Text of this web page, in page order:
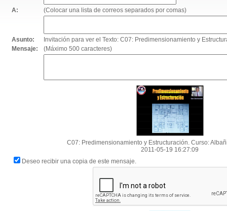
A: (Colocar una lista de correos separados por comas)
Asunto:
Invitación para ver el Texto: C07: Predimensionamiento y
Mensaje:
(Máximo 500 caracteres)
C07: Predimensionamiento y Estructuración. Curso:
2011-05-19 16:27:09
Deseo recibir una copia de este mensaje.